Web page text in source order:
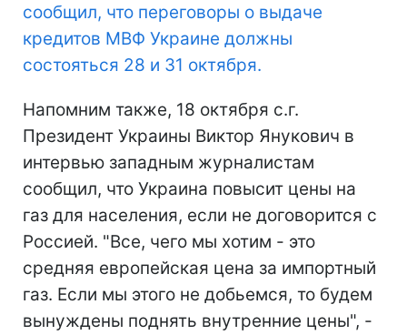
сообщил, что переговоры о выдаче
кредитов МВФ Украине должны
состояться 28 и 31 октября.
Напомним также, 18 октября с.г.
Президент Украины Виктор Янукович в
интервью западным журналистам
сообщил, что Украина повысит цены на
газ для населения, если не договорится с
Россией. "Все, чего мы хотим - это
средняя европейская цена за импортный
газ. Если мы этого не добьемся, то будем
вынуждены поднять внутренние цены", -